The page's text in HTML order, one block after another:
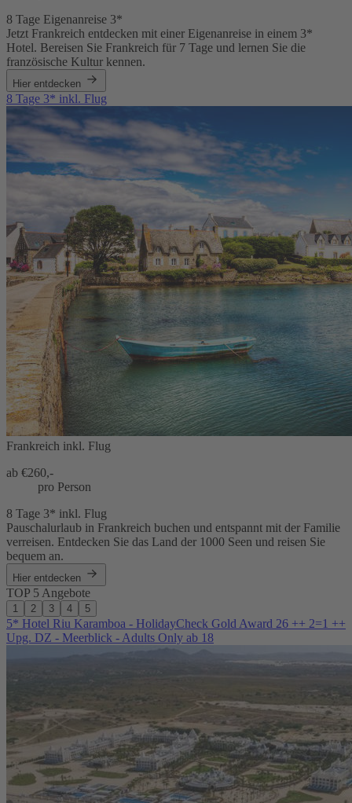
8 Tage Eigenanreise 3*
Jetzt Frankreich entdecken mit einer Eigenanreise in einem 3*
Hotel. Bereisen Sie Frankreich für 7 Tage und lernen Sie die
französische Kultur kennen.
Hier entdecken
8 Tage 3* inkl. Flug
Frankreich inkl. Flug
ab €260,-
pro Person
8 Tage 3* inkl. Flug
Pauschalurlaub in Frankreich buchen und entspannt mit der Familie
verreisen. Entdecken Sie das Land der 1000 Seen und reisen Sie
bequem an.
Hier entdecken
TOP 5 Angebote
1 2 3 4 5
5* Hotel Riu Karamboa - HolidayCheck Gold Award 26 ++ 2=1 ++
Upg. DZ - Meerblick - Adults Only ab 18